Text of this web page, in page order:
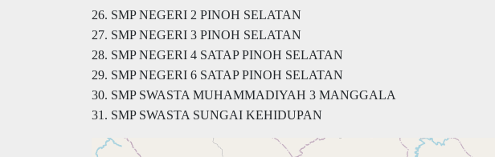
26. SMP NEGERI 2 PINOH SELATAN
27. SMP NEGERI 3 PINOH SELATAN
28. SMP NEGERI 4 SATAP PINOH SELATAN
29. SMP NEGERI 6 SATAP PINOH SELATAN
30. SMP SWASTA MUHAMMADIYAH 3 MANGGALA
31. SMP SWASTA SUNGAI KEHIDUPAN